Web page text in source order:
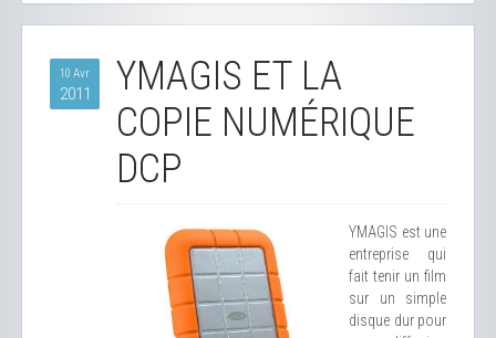
10 Avr
2011
YMAGIS ET LA
COPIE NUMÉRIQUE
DCP
YMAGIS est une
entreprise qui
fait tenir un film
sur un simple
disque dur pour